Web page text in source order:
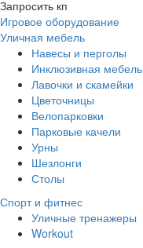
Запросить кп
Игровое оборудование
Уличная мебель
Навесы и перголы
Инклюзивная мебель
Лавочки и скамейки
Цветочницы
Велопарковки
Парковые качели
Урны
Шезлонги
Столы
Спорт и фитнес
Уличные тренажеры
Workout